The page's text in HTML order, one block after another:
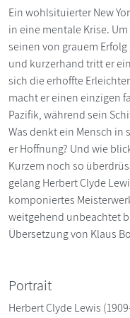
Ein wohlsituierter New
in eine mentale Krise.
seinen von grauem
und kurzerhand tritt er
sich die erhoffte
macht er einen einzigen
Pazifik, während sein
Was denkt ein Mensch in
er Hoffnung? Und wie
Kurzem noch so
gelang Herbert Clyde
komponiertes
weitgehend unbeachtet
Übersetzung von Klaus
Portrait
Herbert Clyde Lewis